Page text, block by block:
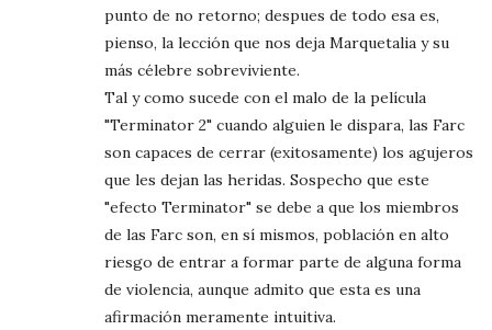
punto de no retorno; despues de todo esa es,
pienso, la lección que nos deja Marquetalia y su
más célebre sobreviviente.
Tal y como sucede con el malo de la película
"Terminator 2" cuando alguien le dispara, las Farc
son capaces de cerrar (exitosamente) los agujeros
que les dejan las heridas. Sospecho que este
"efecto Terminator" se debe a que los miembros
de las Farc son, en sí mismos, población en alto
riesgo de entrar a formar parte de alguna forma
de violencia, aunque admito que esta es una
afirmación meramente intuitiva.